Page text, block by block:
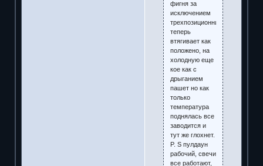
фигня за
исключением
трехпозиционник
теперь
втягивает как
положено, на
холодную еще
кое как с
дрыганием
пашет но как
только
температура
поднялась все
заводится и
тут же глохнет.
P. S пулдаун
рабочий, свечи
все работают,